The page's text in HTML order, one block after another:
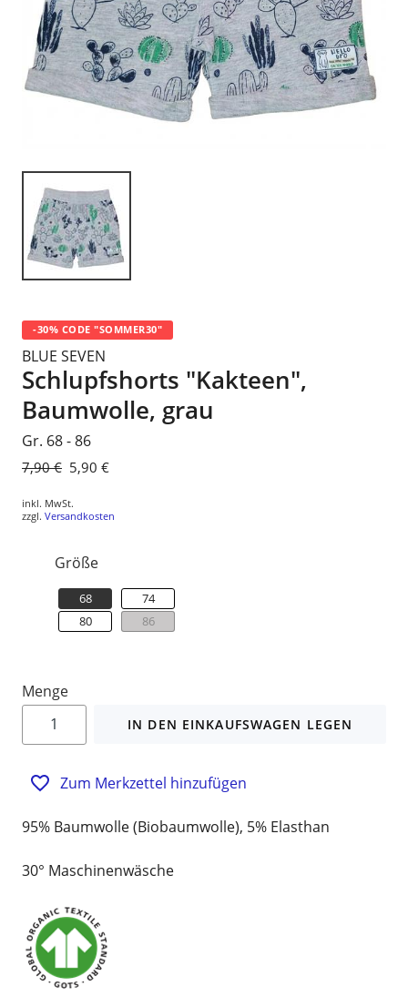
-30% CODE "SOMMER30"
BLUE SEVEN
Schlupfshorts "Kakteen",
Baumwolle, grau
Gr. 68 - 86
Normaler
7,90 € Sonderpreis
5,90 €
inkl. MwSt.
zzgl. Versandkosten
Größe
68
74
80
86
Menge
IN DEN EINKAUFSWAGEN LEGEN
Zum Merkzettel hinzufügen
95% Baumwolle (Biobaumwolle), 5% Elasthan
30° Maschinenwäsche